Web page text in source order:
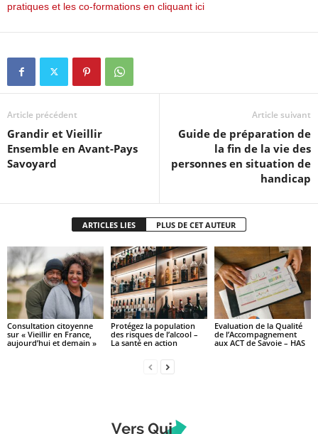
pratiques et les co-formations en cliquant ici
Article précédent
Grandir et Vieillir
Ensemble en Avant-Pays
Savoyard
Article suivant
Guide de préparation de
la fin de la vie des
personnes en situation de
handicap
ARTICLES LIES PLUS DE CET AUTEUR
Consultation citoyenne
sur « Vieillir en France,
aujourd’hui et demain »
Protégez la population
des risques de l’alcool –
La santé en action
Evaluation de la Qualité
de l’Accompagnement
aux ACT de Savoie – HAS